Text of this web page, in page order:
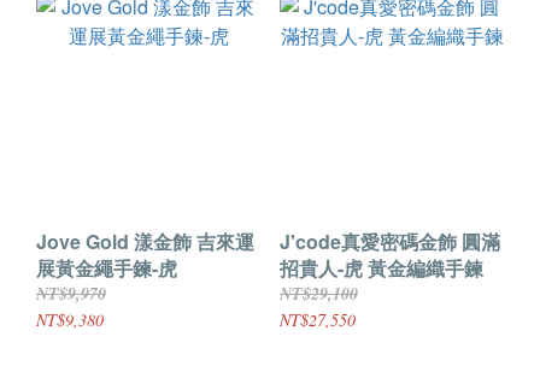
Jove Gold 漾金飾 吉來運
展黃金繩手鍊-虎
NT$9,970
NT$9,380
J'code真愛密碼金飾 圓滿
招貴人-虎 黃金編織手鍊
NT$29,100
NT$27,550